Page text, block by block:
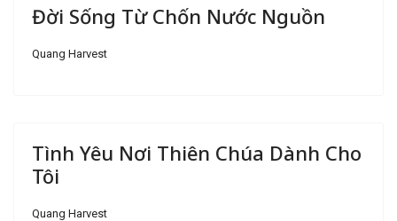
Đời Sống Từ Chốn Nước Nguồn
Quang Harvest
Tình Yêu Nơi Thiên Chúa Dành Cho
Tôi
Quang Harvest